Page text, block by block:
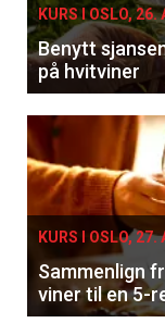
KURS I OSLO, 26.
Benytt
på hvitviner
KURS I OSLO, 27.
Sammenlign
viner til en 5-